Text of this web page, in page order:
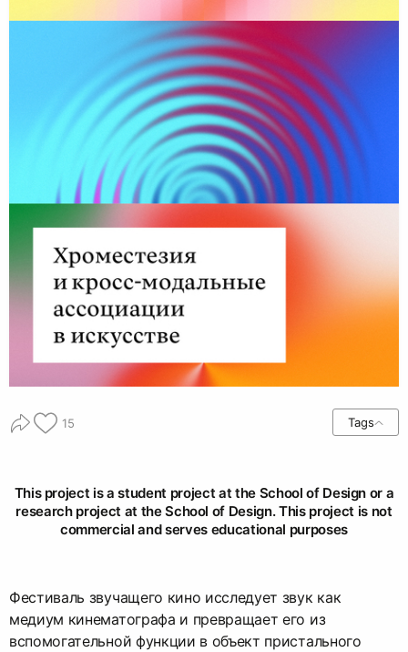
15 Tags
This project is a student project at the School of Design or a
research project at the School of Design. This project is not
commercial and serves educational purposes
Фестиваль звучащего кино исследует звук как
медиум кинематографа и превращает его из
вспомогательной функции в объект пристального